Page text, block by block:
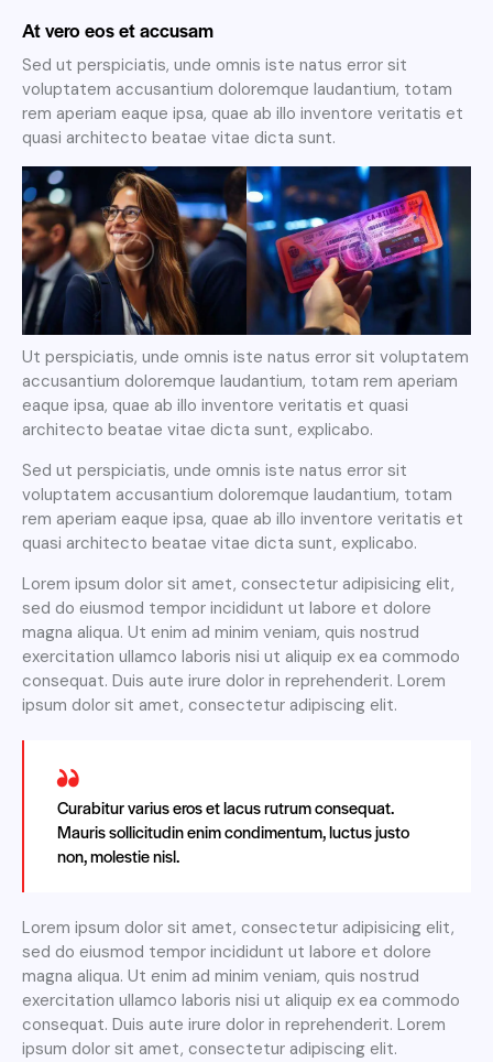
At vero eos et accusam
Sed ut perspiciatis, unde omnis iste natus error sit
voluptatem accusantium doloremque laudantium, totam
rem aperiam eaque ipsa, quae ab illo inventore veritatis et
quasi architecto beatae vitae dicta sunt.
Ut perspiciatis, unde omnis iste natus error sit voluptatem
accusantium doloremque laudantium, totam rem aperiam
eaque ipsa, quae ab illo inventore veritatis et quasi
architecto beatae vitae dicta sunt, explicabo.
Sed ut perspiciatis, unde omnis iste natus error sit
voluptatem accusantium doloremque laudantium, totam
rem aperiam eaque ipsa, quae ab illo inventore veritatis et
quasi architecto beatae vitae dicta sunt, explicabo.
Lorem ipsum dolor sit amet, consectetur adipisicing elit,
sed do eiusmod tempor incididunt ut labore et dolore
magna aliqua. Ut enim ad minim veniam, quis nostrud
exercitation ullamco laboris nisi ut aliquip ex ea commodo
consequat. Duis aute irure dolor in reprehenderit. Lorem
ipsum dolor sit amet, consectetur adipiscing elit.
Curabitur varius eros et lacus rutrum consequat.
Mauris sollicitudin enim condimentum, luctus justo
non, molestie nisl.
Lorem ipsum dolor sit amet, consectetur adipisicing elit,
sed do eiusmod tempor incididunt ut labore et dolore
magna aliqua. Ut enim ad minim veniam, quis nostrud
exercitation ullamco laboris nisi ut aliquip ex ea commodo
consequat. Duis aute irure dolor in reprehenderit. Lorem
ipsum dolor sit amet, consectetur adipiscing elit.